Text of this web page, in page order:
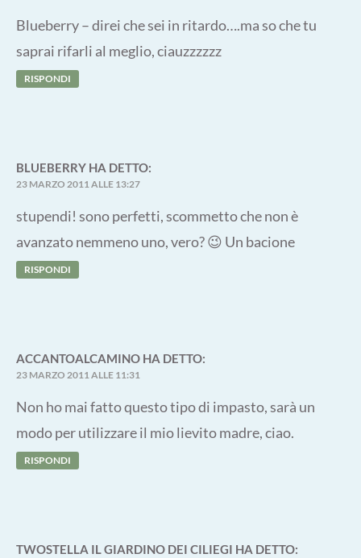
Blueberry – direi che sei in ritardo….ma so che tu
saprai rifarli al meglio, ciauzzzzzz
RISPONDI
BLUEBERRY HA DETTO:
23 MARZO 2011 ALLE 13:27
stupendi! sono perfetti, scommetto che non è
avanzato nemmeno uno, vero? 😉 Un bacione
RISPONDI
ACCANTOALCAMINO HA DETTO:
23 MARZO 2011 ALLE 11:31
Non ho mai fatto questo tipo di impasto, sarà un
modo per utilizzare il mio lievito madre, ciao.
RISPONDI
TWOSTELLA IL GIARDINO DEI CILIEGI HA DETTO: